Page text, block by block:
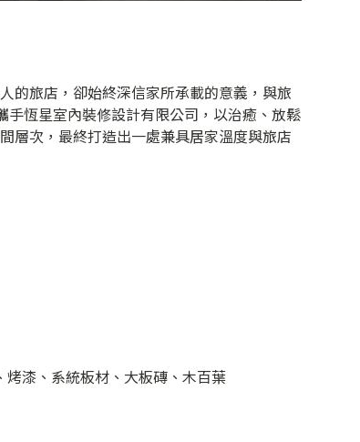
的旅店，卻始終深信家所承載的意義，與旅
恆星室內裝修設計有限公司，以治癒、放鬆
層次，最終打造出一處兼具居家溫度與旅店
漆、系統板材、大板磚、木百葉